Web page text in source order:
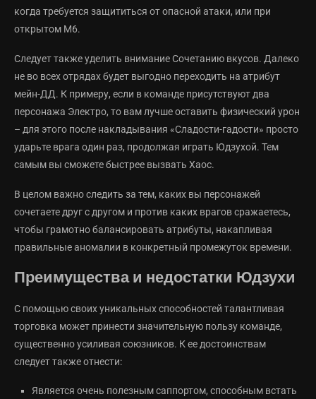
когда требуется защититься от опасной атаки, или при
открытом М6.
Следует также уделить внимание Сочетанию вкусов. Далеко
не во всех отрядах будет выгодно переходить на атрибут
мейн-ДД. К примеру, если в команде присутствуют два
персонажа Электро, то вам лучше оставить физический урон
– для этого после накладывания «Сладости-гадости» просто
ударьте врага один раз, продолжая играть Юдзухой. Тем
самым вы сможете быстрее вызвать Хаос.
В целом важно следить за тем, каких вы персонажей
сочетаете друг с другом и против каких врагов сражаетесь,
чтобы грамотно балансировать атрибуты, накапливая
правильные аномалии в конкретный промежуток времени.
Преимущества и недостатки Юдзухи
С помощью своих уникальных способностей талантливая
торговка может принести значительную пользу команде,
существенно усиливая союзников. К ее достоинствам
следует также отнести:
Является очень полезным саппортом, способным встать